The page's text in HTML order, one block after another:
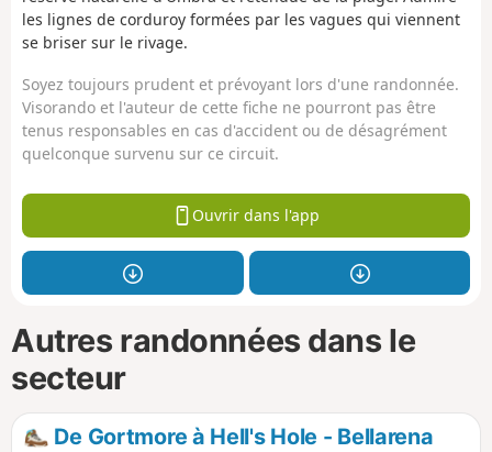
les lignes de corduroy formées par les vagues qui viennent
se briser sur le rivage.
Soyez toujours prudent et prévoyant lors d'une randonnée.
Visorando et l'auteur de cette fiche ne pourront pas être
tenus responsables en cas d'accident ou de désagrément
quelconque survenu sur ce circuit.
Ouvrir dans l'app
Autres randonnées dans le
secteur
De Gortmore à Hell's Hole - Bellarena